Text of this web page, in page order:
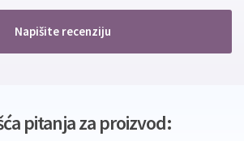
Napišite recenziju
pitanja za proizvod: